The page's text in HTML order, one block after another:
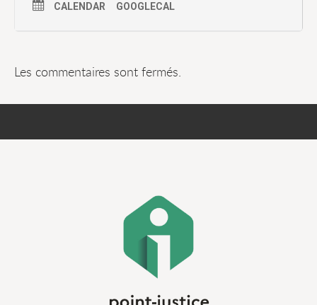
CALENDAR GOOGLECAL
Les commentaires sont fermés.